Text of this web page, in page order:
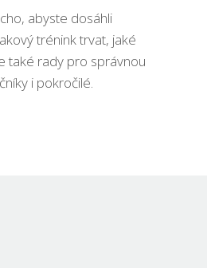
abyste dosáhli
trénink trvat, jaké
také rady pro správnou
i pokročilé.